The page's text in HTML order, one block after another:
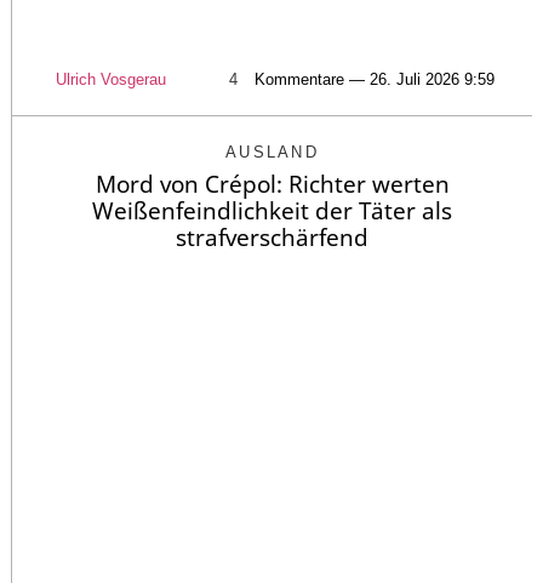
Ulrich Vosgerau 4 Kommentare — 26. Juli 2026 9:59
AUSLAND
Mord von Crépol: Richter werten
Weißenfeindlichkeit der Täter als
strafverschärfend